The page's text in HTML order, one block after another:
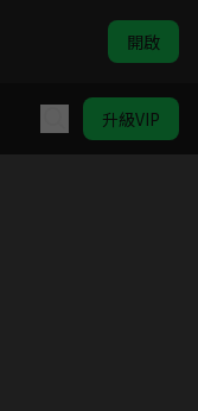
開啟
升級VIP